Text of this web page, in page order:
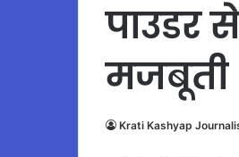
पाउडर
मजबूती
Krati Kashyap